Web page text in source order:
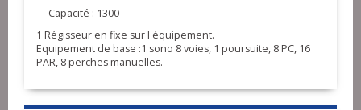
Capacité : 1300
1 Régisseur en fixe sur l'équipement.
Equipement de base :1 sono 8 voies, 1 poursuite, 8 PC, 16
PAR, 8 perches manuelles.